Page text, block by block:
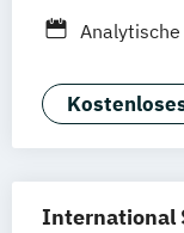
Digital
Digitales
International